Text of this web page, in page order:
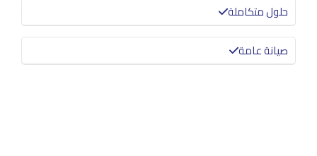
حلول متكاملة
صيانة عامة